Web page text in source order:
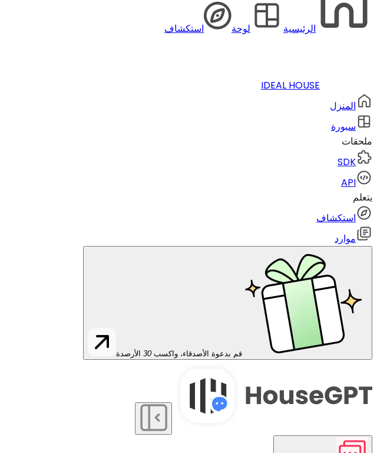
الرئيسية لوحة استكشاف
IDEAL HOUSE
المنزل
سبورة
ملحقات
SDK
API
يتعلم
استكشاف
موارد
قم بدعوة الأصدقاء، واكسب 30 الأرصدة